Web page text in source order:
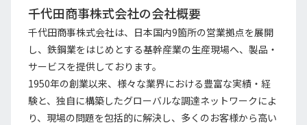
千代田商事株式会社の会社概要
千代田商事株式会社は、日本国内9箇所の営業拠点を展開
し、鉄鋼業をはじめとする基幹産業の生産現場へ、製品・
サービスを提供しております。
1950年の創業以来、様々な業界における豊富な実績・経
験と、独自に構築したグローバルな調達ネットワークによ
り、現場の問題を包括的に解決し、多くのお客様から高い